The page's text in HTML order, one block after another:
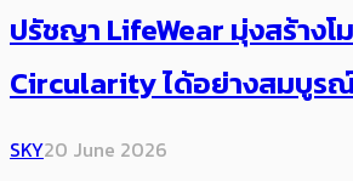
ปรัชญา LifeWear มุ่งสร้างโ
Circularity ได้อย่างสมบูร
SKY20 June 2026